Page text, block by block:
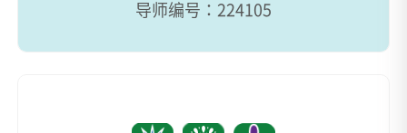
导师编号：224105